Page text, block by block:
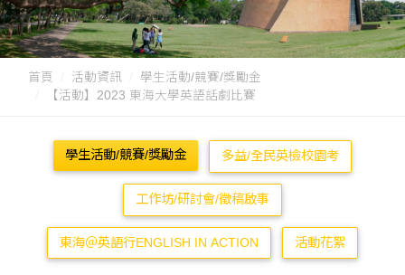
首頁 活動資訊
學生活動/競賽/獎勵金
【活動】2023 東海大學英語話劇比賽
學生活動/競賽/獎勵金 多益/全民英檢校園考
工作坊/研討會/徵稿啟事
東海＠英語行ENGLISH IN ACTION 活動花絮